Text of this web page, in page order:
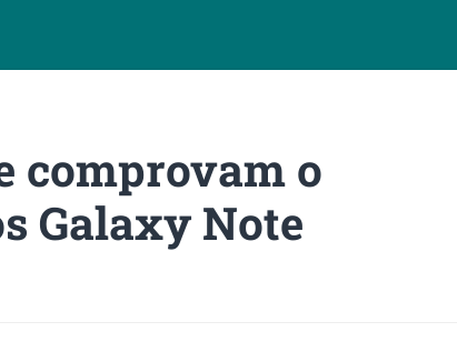
comprovam o
Galaxy Note